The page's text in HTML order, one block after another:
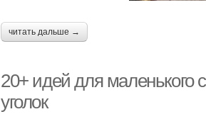
читать дальше →
20+ идей для маленького
уголок